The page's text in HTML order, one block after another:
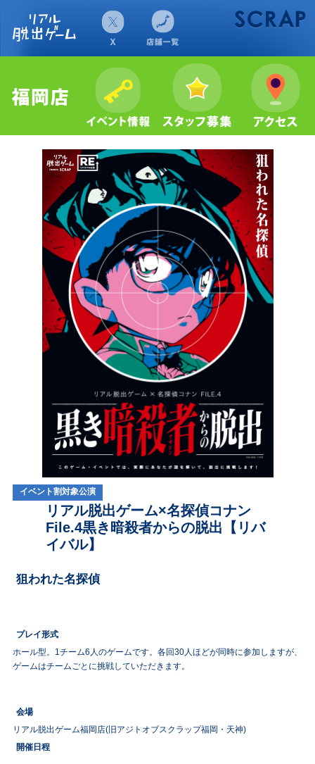
イベント割対象公演
リアル脱出ゲーム×名探偵コナン
File.4黒き暗殺者からの脱出【リバ
イバル】
狙われた名探偵
プレイ形式
ホール型。1チーム6人のゲームです。各回30人ほどが同時に参加しますが、
ゲームはチームごとに挑戦していただきます。
会場
リアル脱出ゲーム福岡店(旧アジトオブスクラップ福岡・天神)
開催日程